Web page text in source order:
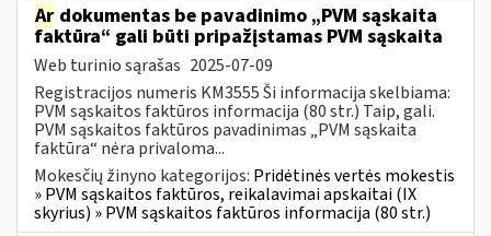
Ar dokumentas be pavadinimo „PVM sąskaita
faktūra“ gali būti pripažįstamas PVM sąskaita
Web turinio sąrašas 2025-07-09
Registracijos numeris KM3555 Ši informacija skelbiama:
PVM sąskaitos faktūros informacija (80 str.) Taip, gali.
PVM sąskaitos faktūros pavadinimas „PVM sąskaita
faktūra“ nėra privaloma...
Mokesčių žinyno kategorijos: Pridėtinės vertės mokestis
» PVM sąskaitos faktūros, reikalavimai apskaitai (IX
skyrius) » PVM sąskaitos faktūros informacija (80 str.)